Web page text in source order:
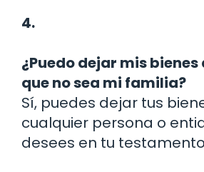
4.
¿Puedo dejar mis
que no sea mi familia?
Sí, puedes dejar tus
cualquier persona o
desees en tu